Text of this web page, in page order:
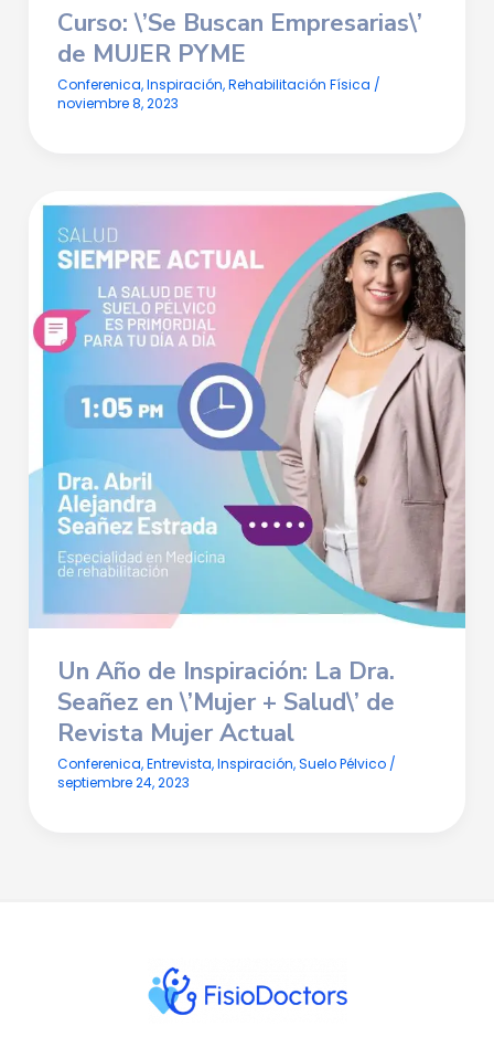
Curso: \’Se Buscan Empresarias\’
de MUJER PYME
Conferenica,Inspiración,Rehabilitación Física /
noviembre 8, 2023
Un Año de Inspiración: La Dra.
Seañez en \’Mujer + Salud\’ de
Revista Mujer Actual
Conferenica,Entrevista,Inspiración,Suelo Pélvico/
septiembre 24, 2023